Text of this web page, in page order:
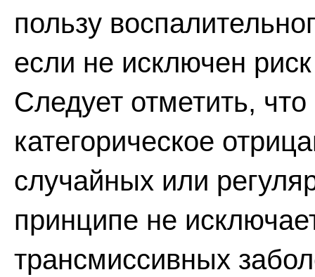
пользу
если не исключен
Следует отметить,
категорическое
случайных или
принципе не
трансмиссивных